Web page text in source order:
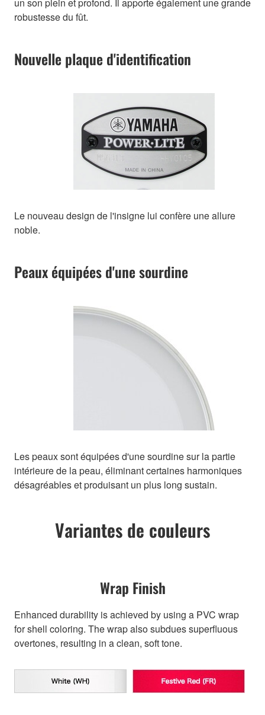
un son plein et profond. Il apporte également une grande
robustesse du fût.
Nouvelle plaque d'identification
Le nouveau design de l'insigne lui confère une allure
noble.
Peaux équipées d'une sourdine
Les peaux sont équipées d'une sourdine sur la partie
intérieure de la peau, éliminant certaines harmoniques
désagréables et produisant un plus long sustain.
Variantes de couleurs
Wrap Finish
Enhanced durability is achieved by using a PVC wrap
for shell coloring. The wrap also subdues superfluous
overtones, resulting in a clean, soft tone.